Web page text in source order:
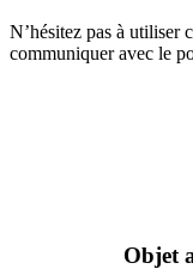
N’hésitez pas à utiliser
communiquer avec le
Objet